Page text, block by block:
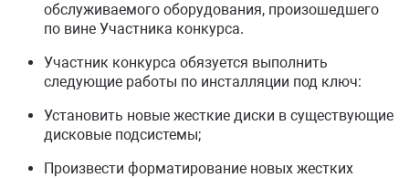
обслуживаемого оборудования, произошедшего
по вине Участника конкурса.
Участник конкурса обязуется выполнить
следующие работы по инсталляции под ключ:
Установить новые жесткие диски в существующие
дисковые подсистемы;
Произвести форматирование новых жестких